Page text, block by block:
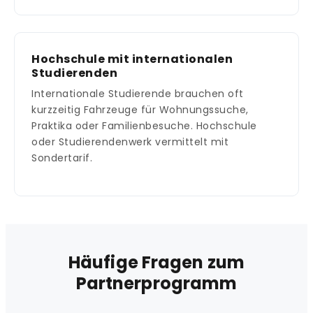
Hochschule mit internationalen
Studierenden
Internationale Studierende brauchen oft
kurzzeitig Fahrzeuge für Wohnungssuche,
Praktika oder Familienbesuche. Hochschule
oder Studierendenwerk vermittelt mit
Sondertarif.
Häufige Fragen zum
Partnerprogramm